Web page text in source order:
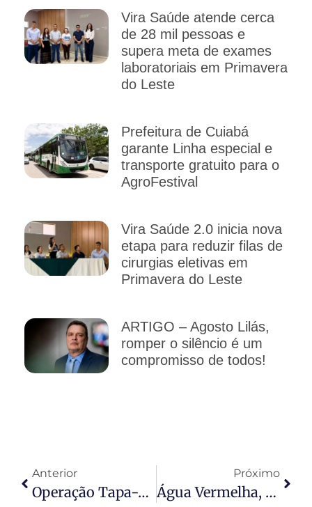
Vira Saúde atende cerca
de 28 mil pessoas e
supera meta de exames
laboratoriais em Primavera
do Leste
Prefeitura de Cuiabá
garante Linha especial e
transporte gratuito para o
AgroFestival
Vira Saúde 2.0 inicia nova
etapa para reduzir filas de
cirurgias eletivas em
Primavera do Leste
ARTIGO – Agosto Lilás,
romper o silêncio é um
compromisso de todos!
Anterior
Operação Tapa-Buracos E Patrolamento Avança Em Diversos Bairros De Várzea Grande Nesta Quinta-Feira (21)
Próximo
Água Vermelha, Jardim Paula II E Residencial Jacarandá Recebem Mutirão De Limpeza E Melhorias Urbanas